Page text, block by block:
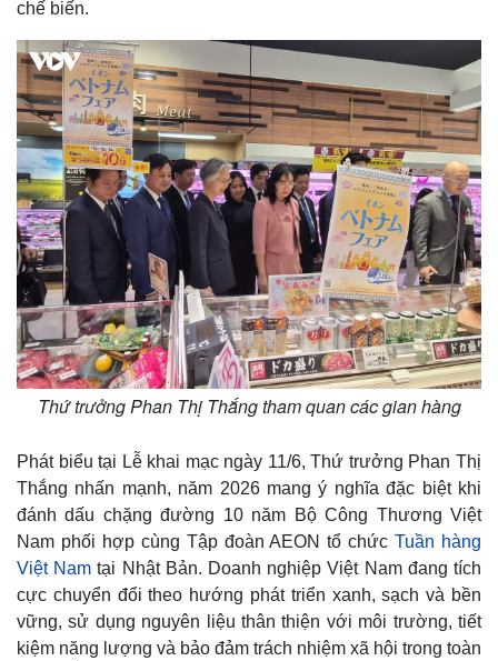
i
m
e
chế biến.
Thứ trưởng Phan Thị Thắng tham quan các gian hàng
Phát biểu tại Lễ khai mạc ngày 11/6, Thứ trưởng Phan Thị
Thắng nhấn mạnh, năm 2026 mang ý nghĩa đặc biệt khi
đánh dấu chặng đường 10 năm Bộ Công Thương Việt
Nam phối hợp cùng Tập đoàn AEON tổ chứcTuần hàng
Việt Nam tại Nhật Bản. Doanh nghiệp Việt Nam đang tích
cực chuyển đổi theo hướng phát triển xanh, sạch và bền
vững, sử dụng nguyên liệu thân thiện với môi trường, tiết
kiệm năng lượng và bảo đảm trách nhiệm xã hội trong toàn